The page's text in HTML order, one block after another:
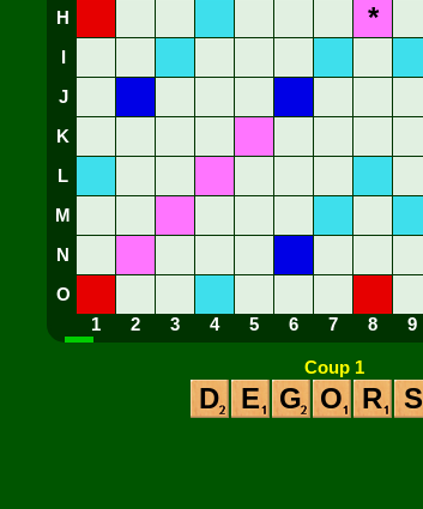
H *
J
K
L
M
N
O
1
2 3 4 5 6 7 8 9
Coup 1
D E G O R S